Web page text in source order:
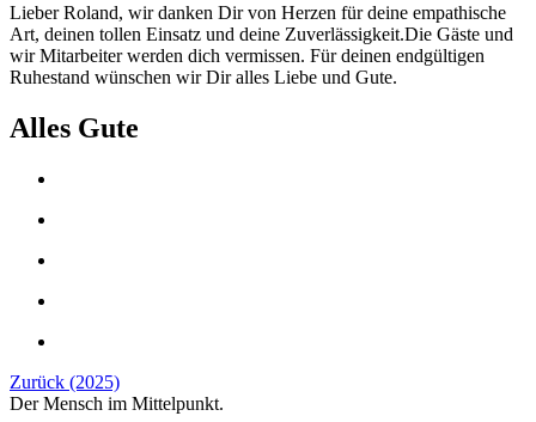
Lieber Roland, wir danken Dir von Herzen für deine empathische
Art, deinen tollen Einsatz und deine Zuverlässigkeit.Die Gäste und
wir Mitarbeiter werden dich vermissen. Für deinen endgültigen
Ruhestand wünschen wir Dir alles Liebe und Gute.
Alles Gute
Zurück (2025)
Der Mensch im Mittelpunkt.